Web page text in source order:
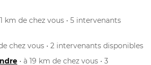
km de chez vous • 5 intervenants
de chez vous • 2 intervenants disponibles
• à 19 km de chez vous • 3